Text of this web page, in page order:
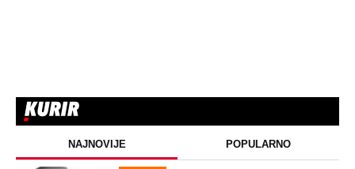
NAJNOVIJE POPULARNO